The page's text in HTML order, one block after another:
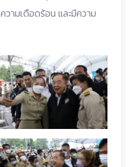
ามเดือดร้อน และมีความ